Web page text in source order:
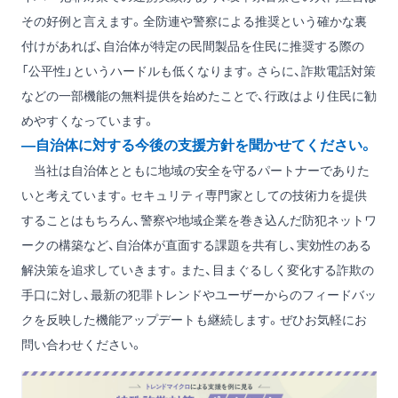
その好例と言えます。全防連や警察による推奨という確かな裏
付けがあれば、自治体が特定の民間製品を住民に推奨する際の
「公平性」というハードルも低くなります。さらに、詐欺電話対策
などの一部機能の無料提供を始めたことで、行政はより住民に勧
めやすくなっています。
―自治体に対する今後の支援方針を聞かせてください。
当社は自治体とともに地域の安全を守るパートナーでありた
いと考えています。セキュリティ専門家としての技術力を提供
することはもちろん、警察や地域企業を巻き込んだ防犯ネットワ
ークの構築など、自治体が直面する課題を共有し、実効性のある
解決策を追求していきます。また、目まぐるしく変化する詐欺の
手口に対し、最新の犯罪トレンドやユーザーからのフィードバッ
クを反映した機能アップデートも継続します。ぜひお気軽にお
問い合わせください。